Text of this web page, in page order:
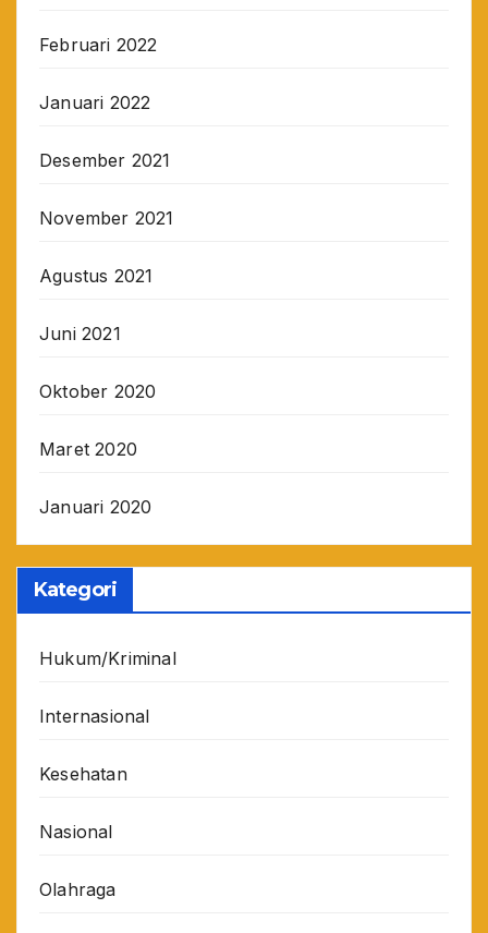
Februari 2022
Januari 2022
Desember 2021
November 2021
Agustus 2021
Juni 2021
Oktober 2020
Maret 2020
Januari 2020
Kategori
Hukum/Kriminal
Internasional
Kesehatan
Nasional
Olahraga